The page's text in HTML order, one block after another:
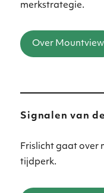
merkstrategie.
Over Mountview
Signalen van
Frislicht gaat over
tijdperk.